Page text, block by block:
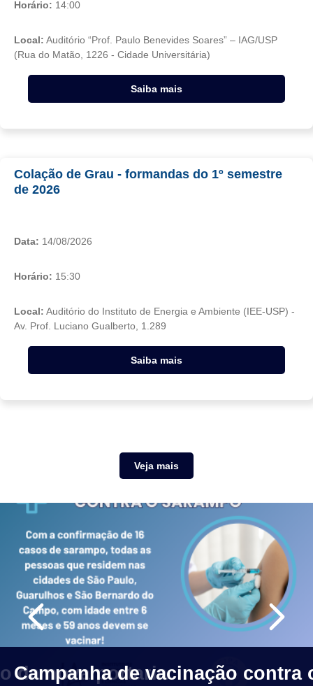
Horário: 14:00
Local: Auditório “Prof. Paulo Benevides Soares” – IAG/USP
(Rua do Matão, 1226 - Cidade Universitária)
Saiba mais
Colação de Grau - formandas do 1º semestre
de 2026
Data: 14/08/2026
Horário: 15:30
Local: Auditório do Instituto de Energia e Ambiente (IEE-USP) -
Av. Prof. Luciano Gualberto, 1.289
Saiba mais
Veja mais
da nova portaria
Campanha de vacinação contra